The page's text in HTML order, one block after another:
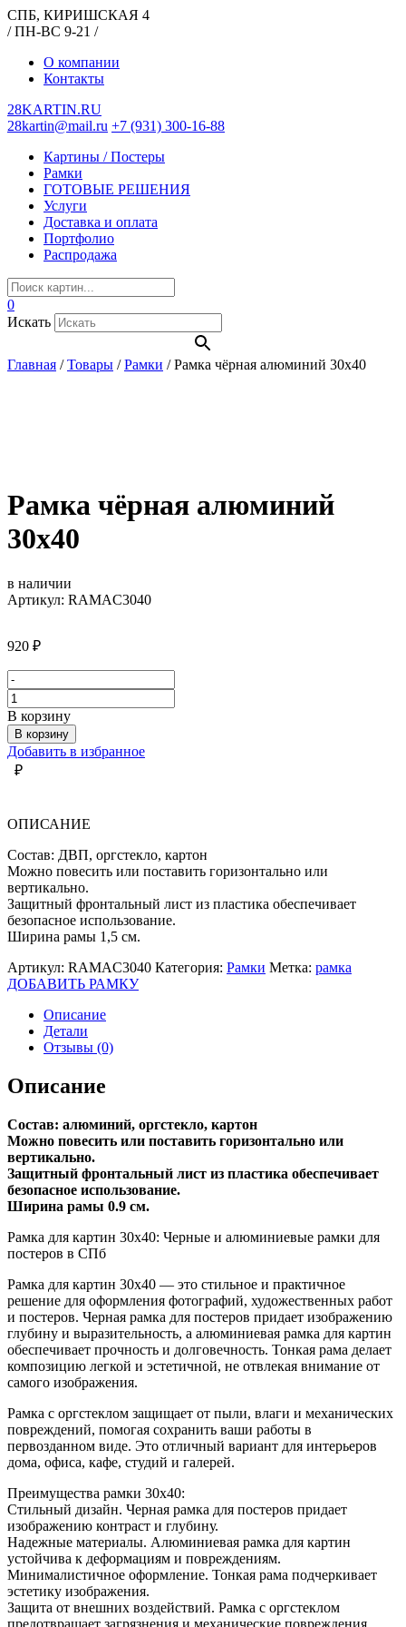
СПБ, КИРИШСКАЯ 4
/ ПН-ВС 9-21 /
О компании
Контакты
28KARTIN.RU
28kartin@mail.ru +7 (931) 300-16-88
Картины / Постеры
Рамки
ГОТОВЫЕ РЕШЕНИЯ
Услуги
Доставка и оплата
Портфолио
Распродажа
0
Искать
Главная /Товары /Рамки /Рамка чёрная алюминий 30х40
Рамка чёрная алюминий
30х40
в наличии
Артикул: RAMAC3040
920 ₽
Количество
товара
Рамка
чёрная
алюминий
30х40
В корзину
В корзину
Добавить в избранное
₽
ОПИСАНИЕ
Состав: ДВП, оргстекло, картон
Можно повесить или поставить горизонтально или
вертикально.
Защитный фронтальный лист из пластика обеспечивает
безопасное использование.
Ширина рамы 1,5 см.
Артикул: RAMAC3040 Категория: Рамки Метка: рамка
ДОБАВИТЬ РАМКУ
Описание
Детали
Отзывы (0)
Описание
Состав: алюминий, оргстекло, картон
Можно повесить или поставить горизонтально или
вертикально.
Защитный фронтальный лист из пластика обеспечивает
безопасное использование.
Ширина рамы 0.9 см.
Рамка для картин 30х40: Черные и алюминиевые рамки для
постеров в СПб
Рамка для картин 30х40 — это стильное и практичное
решение для оформления фотографий, художественных работ
и постеров. Черная рамка для постеров придает изображению
глубину и выразительность, а алюминиевая рамка для картин
обеспечивает прочность и долговечность. Тонкая рама делает
композицию легкой и эстетичной, не отвлекая внимание от
самого изображения.
Рамка с оргстеклом защищает от пыли, влаги и механических
повреждений, помогая сохранить ваши работы в
первозданном виде. Это отличный вариант для интерьеров
дома, офиса, кафе, студий и галерей.
Преимущества рамки 30х40:
Стильный дизайн. Черная рамка для постеров придает
изображению контраст и глубину.
Надежные материалы. Алюминиевая рамка для картин
устойчива к деформациям и повреждениям.
Минималистичное оформление. Тонкая рама подчеркивает
эстетику изображения.
Защита от внешних воздействий. Рамка с оргстеклом
предотвращает загрязнения и механические повреждения.